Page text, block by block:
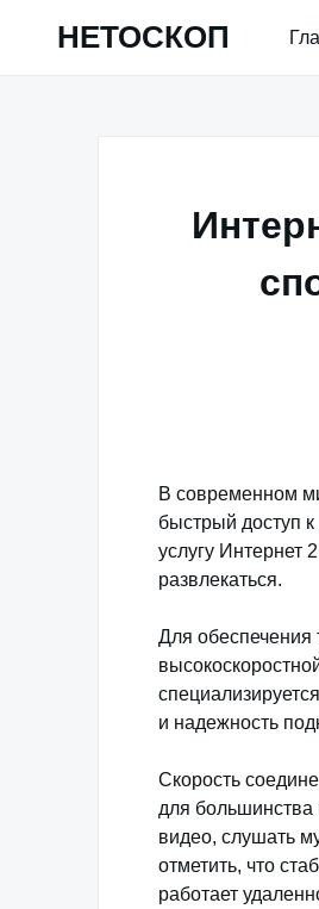
НЕТОСКОП
В современном
быстрый доступ
услугу Интернет
развлекаться.
Для обеспечения
и надежность
Скорость
для большинства
видео, слушать
отметить, что
работает